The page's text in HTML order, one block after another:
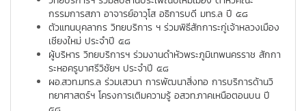
กรรมการสภา อาจารย์อาวุโส อธิการบดี มทร.ล ปี ๕๘
ตัวแทนบุคลากร วิทยบริการ ฯ ร่วมพิธีสักการะกู่เจ้าหลวงเมือง
เชียงใหม่ ประจำปี ๕๘
ผู้บริหาร วิทยบริการฯ ร่วมงานดำหัวพระภูมิเทพนครราช สักกา
ระหอครูบาศรีวิชัยฯ ประจำปี ๕๘
ผอ.สวท.มทร.ล ร่วมเสวนา การพัฒนาสิ่งทอ การบริการด้านวิ
ทยาศาสตร์ฯ โครงการเติมความรู้ อสวท.ภาคเหนือตอนบน ปี